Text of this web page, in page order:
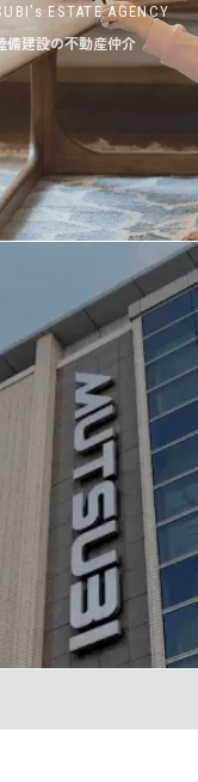
ESTATE AGENCY
備建設の不動産仲介